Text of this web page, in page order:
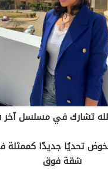
الله تشارك في مسلسل
تخوض تحديًا جديدًا
شقة فوق